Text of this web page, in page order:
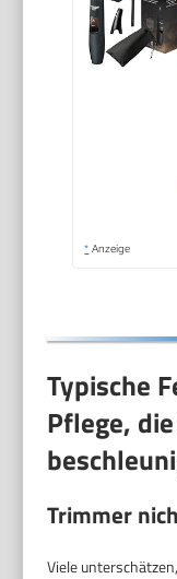
* Anzeige
Typische
Pflege,
Trimmer
Viele